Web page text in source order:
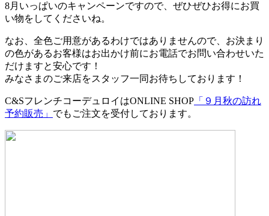
8月いっぱいのキャンペーンですので、ぜひぜひお得にお買
い物をしてくださいね。
なお、全色ご用意があるわけではありませんので、お決まり
の色があるお客様はお出かけ前にお電話でお問い合わせいた
だけますと安心です！
みなさまのご来店をスタッフ一同お待ちしております！
C&SフレンチコーデュロイはONLINE SHOP 「９月秋の訪れ
予約販売」 でもご注文を受付しております。